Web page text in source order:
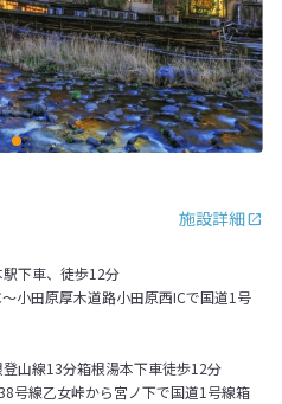
施設詳細
下車、徒歩12分
小田原厚木道路小田原西ICで国道1号
山線13分箱根湯本下車徒歩12分
号線乙女峠から宮ノ下で国道1号線箱